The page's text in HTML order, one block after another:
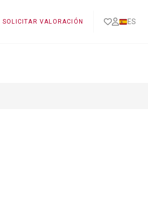
SOLICITAR VALORACIÓN ES